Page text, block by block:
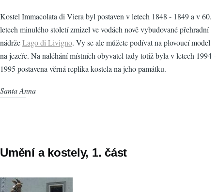
Kostel Immacolata di Viera byl postaven v letech 1848 - 1849 a v 60.
letech minulého století zmizel ve vodách nově vybudované přehradní
nádržeLago di Livigno. Vy se ale můžete podívat na plovoucí model
na jezeře. Na naléhání místních obyvatel tady totiž byla v letech 1994 -
1995 postavena věrná replika kostela na jeho památku.
Santa Anna
Umění a kostely, 1. část